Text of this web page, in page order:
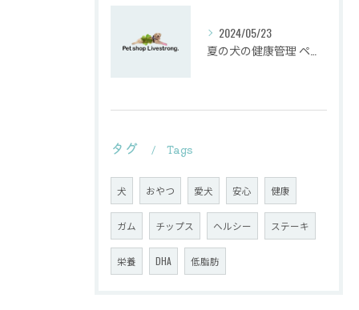
2024/05/23
タグ Tags
犬 おやつ 愛犬 安心 健康
ガム チップス ヘルシー ステーキ
栄養 DHA 低脂肪